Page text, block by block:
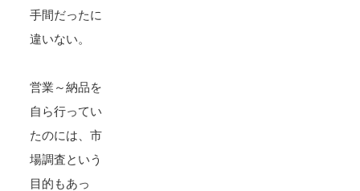
手間だったに
違いない。
営業～納品を
自ら行ってい
たのには、市
場調査という
目的もあっ